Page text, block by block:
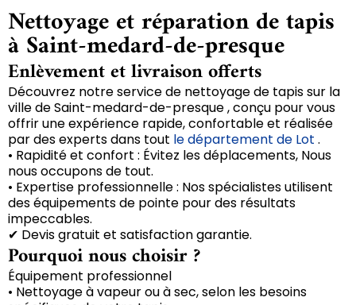
Nettoyage et réparation de tapis
à Saint-medard-de-presque
Enlèvement et livraison offerts
Découvrez notre service de nettoyage de tapis sur la
ville de Saint-medard-de-presque , conçu pour vous
offrir une expérience rapide, confortable et réalisée
par des experts dans tout le département de Lot .
• Rapidité et confort : Évitez les déplacements, Nous
nous occupons de tout.
• Expertise professionnelle : Nos spécialistes utilisent
des équipements de pointe pour des résultats
impeccables.
✔ Devis gratuit et satisfaction garantie.
Pourquoi nous choisir ?
Équipement professionnel
• Nettoyage à vapeur ou à sec, selon les besoins